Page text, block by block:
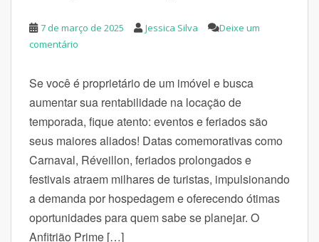
7 de março de 2025 Jessica Silva
Deixe um
comentário
Se você é proprietário de um imóvel e busca
aumentar sua rentabilidade na locação de
temporada, fique atento: eventos e feriados são
seus maiores aliados! Datas comemorativas como
Carnaval, Réveillon, feriados prolongados e
festivais atraem milhares de turistas, impulsionando
a demanda por hospedagem e oferecendo ótimas
oportunidades para quem sabe se planejar. O
Anfitrião Prime […]